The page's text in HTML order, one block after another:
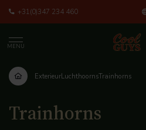
+31(0)347 234 460
MENU
ExterieurLuchthoornsTrainhorns
Trainhorns